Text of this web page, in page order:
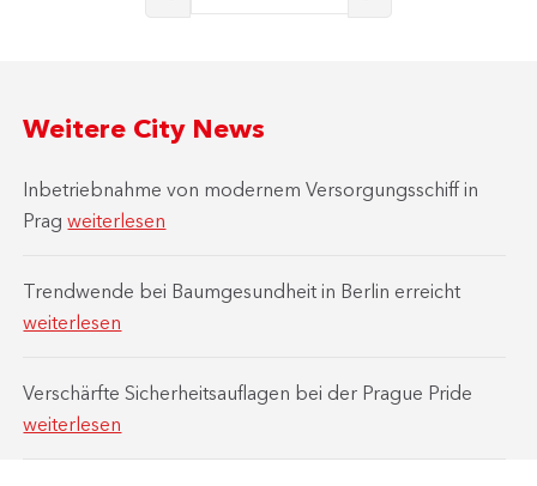
Weitere City News
Inbetriebnahme von modernem Versorgungsschiff in
Pragweiterlesen
Trendwende bei Baumgesundheit in Berlin erreicht
weiterlesen
Verschärfte Sicherheitsauflagen bei der Prague Pride
weiterlesen